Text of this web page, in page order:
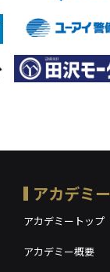
アカデミ
アカデミートップ
アカデミー概要